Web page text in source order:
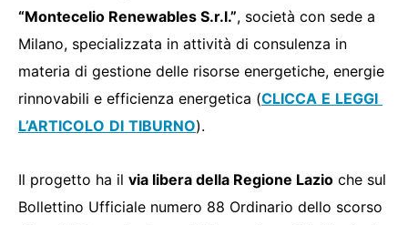
“Montecelio Renewables S.r.l.”, società con sede a
Milano, specializzata in attività di consulenza in
materia di gestione delle risorse energetiche, energie
rinnovabili e efficienza energetica (CLICCA E LEGGI
L’ARTICOLO DI TIBURNO).
Il progetto ha il via libera della Regione Lazio che sul
Bollettino Ufficiale numero 88 Ordinario dello scorso